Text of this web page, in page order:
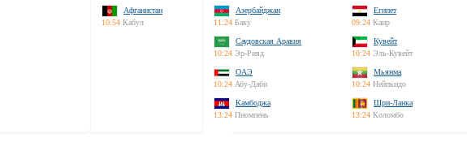
Афганистан
10:54 Кабул
Азербайджан
11:24 Баку
Египет
09:24 Каир
Саудовская Аравия
10:24 Эр-Рияд
Кувейт
10:24 Эль-Кувейт
ОАЭ
10:24 Абу-Даби
Мьянма
10:24 Нейпьидо
Камбоджа
13:24 Пномпень
Шри-Ланка
13:24 Коломбо